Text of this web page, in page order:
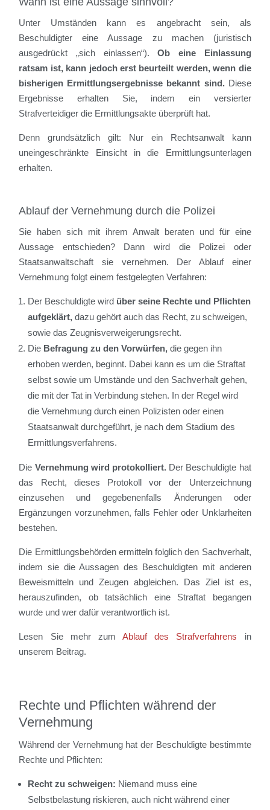
Unter Umständen kann es angebracht sein, als
Beschuldigter eine Aussage zu machen (juristisch
ausgedrückt „sich einlassen“).Ob eine Einlassung
ratsam ist, kann jedoch erst beurteilt werden, wenn die
bisherigen Ermittlungsergebnisse bekannt sind.Diese
Ergebnisse erhalten Sie, indem ein versierter
Strafverteidiger die Ermittlungsakte überprüft hat.
Denn grundsätzlich gilt: Nur ein Rechtsanwalt kann
uneingeschränkte Einsicht in die Ermittlungsunterlagen
erhalten.
Ablauf der Vernehmung durch die Polizei
Sie haben sich mit ihrem Anwalt beraten und für eine
Aussage entschieden? Dann wird die Polizei oder
Staatsanwaltschaft sie vernehmen. Der Ablauf einer
Vernehmung folgt einem festgelegten Verfahren:
Der Beschuldigte wird über seine Rechte und Pflichten
aufgeklärt,dazu gehört auch das Recht, zu schweigen,
sowie das Zeugnisverweigerungsrecht.
Die Befragungzu den Vorwürfen, die gegen ihn
erhoben werden, beginnt. Dabei kann es um die Straftat
selbst sowie um Umstände und den Sachverhalt gehen,
die mit der Tat in Verbindung stehen. In der Regel wird
die Vernehmung durch einen Polizisten oder einen
Staatsanwalt durchgeführt, je nach dem Stadium des
Ermittlungsverfahrens.
Die Vernehmung wird protokolliert. Der Beschuldigte hat
das Recht, dieses Protokoll vor der Unterzeichnung
einzusehen und gegebenenfalls Änderungen oder
Ergänzungen vorzunehmen, falls Fehler oder Unklarheiten
bestehen.
Die Ermittlungsbehörden ermitteln folglich den Sachverhalt,
indem sie die Aussagen des Beschuldigten mit anderen
Beweismitteln und Zeugen abgleichen. Das Ziel ist es,
herauszufinden, ob tatsächlich eine Straftat begangen
wurde und wer dafür verantwortlich ist.
Lesen Sie mehr zumAblauf des Strafverfahrens in
unserem Beitrag.
Rechte und Pflichten während der
Vernehmung
Während der Vernehmung hat der Beschuldigte bestimmte
Rechte und Pflichten:
Recht zu schweigen: Niemand muss eine
Selbstbelastung riskieren, auch nicht während einer